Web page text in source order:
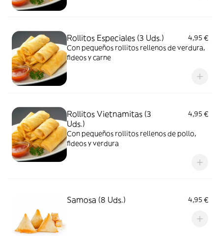
Rollitos Especiales (3 Uds.)
4,95 €
Con pequeños rollitos rellenos de verdura,
fideos y carne
Rollitos Vietnamitas (3
Uds.)
4,95 €
Con pequeños rollitos rellenos de pollo,
fideos y verdura
Samosa (8 Uds.) 4,95 €